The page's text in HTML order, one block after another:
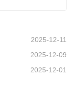
2025-12-11
2025-12-09
2025-12-01